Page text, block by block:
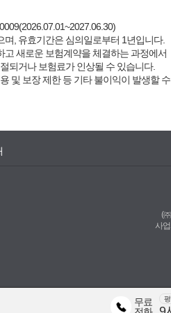
, 유효기간은 심의일로부터 1년입니다.
새로운 보험계약을 체결하는 과정에서
되거나 보험료가 인상될 수 있습니다.
및 보장 제한 등 기타 불이익이 발생할
(
사
무료